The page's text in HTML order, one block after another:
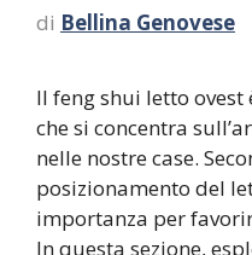
di Bellina Genovese
Il feng shui letto
che si concentra
nelle nostre case.
posizionamento del
importanza per
In questa sezione,